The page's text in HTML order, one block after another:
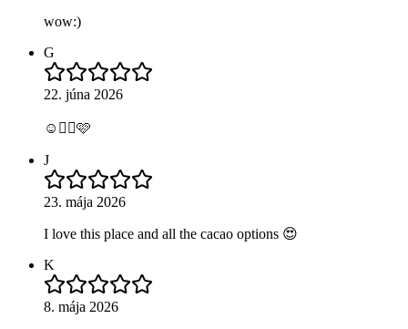
wow:)
G
22. júna 2026
☺️👍🏼🩷
J
23. mája 2026
I love this place and all the cacao options 😍
K
8. mája 2026